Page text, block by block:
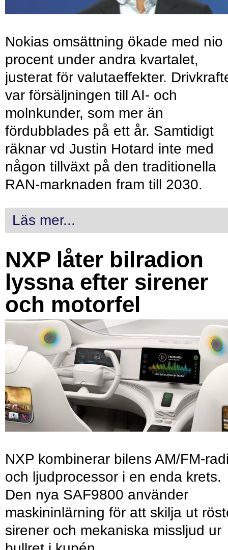
Nokias omsättning ökade med nio
procent under andra kvartalet,
justerat för valutaeffekter.
var försäljningen till AI- och
molnkunder, som mer än
fördubblades på ett år. Samtidigt
räknar vd Justin Hotard inte med
någon tillväxt på den traditionella
RAN-marknaden fram till 2030.
Läs mer...
NXP låter bilradion
lyssna efter sirener
och motorfel
NXP kombinerar bilens AM/FM-
och ljudprocessor i en enda krets.
Den nya SAF9800 använder
maskininlärning för att skilja ut
sirener och mekaniska missljud ur